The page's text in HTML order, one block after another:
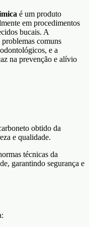
é um produto
em procedimentos
bucais. A
problemas comuns
e a
na prevenção e alívio
obtido da
e qualidade.
técnicas da
garantindo segurança e